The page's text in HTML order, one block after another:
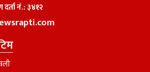
नं.: ३४१२